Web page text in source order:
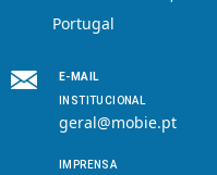
Portugal
E-MAIL
INSTITUCIONAL
geral@mobie.pt
IMPRENSA